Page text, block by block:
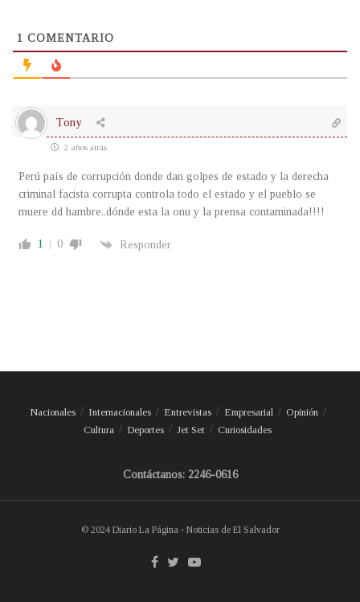
1 COMENTARIO
Tony
2 años atrás
Perú país de corrupción donde dan golpes de estado y la derecha
criminal facista corrupta controla todo el estado y el pueblo se
muere dd hambre..dónde esta la onu y la prensa contaminada!!!!
1 0 Responder
Nacionales Internacionales Entrevistas Empresarial
Opinión
Cultura
Deportes Jet Set Curiosidades
Contáctanos: 2246-0616
© 2024 Diario La Página - Noticias de El Salvador